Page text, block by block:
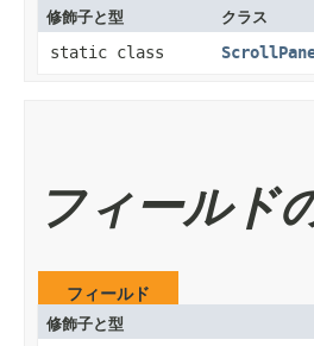
修飾子と型 クラス
static class
フィールド
フィールド
修飾子と型